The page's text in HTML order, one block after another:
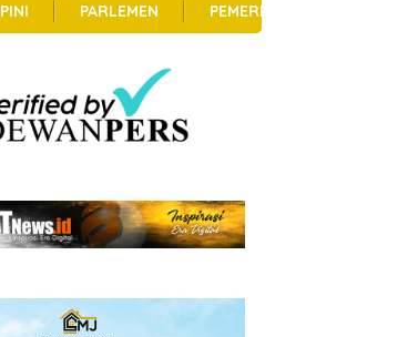
PARLEMEN PEMERINTAHAN